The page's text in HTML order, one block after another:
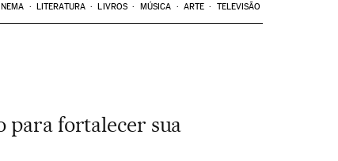
LITERATURA LIVROS MÚSICA ARTE TELEVISÃO
para fortalecer sua